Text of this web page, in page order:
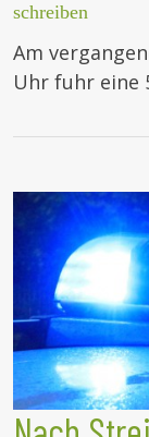
schreiben
Am
Uhr fuhr eine